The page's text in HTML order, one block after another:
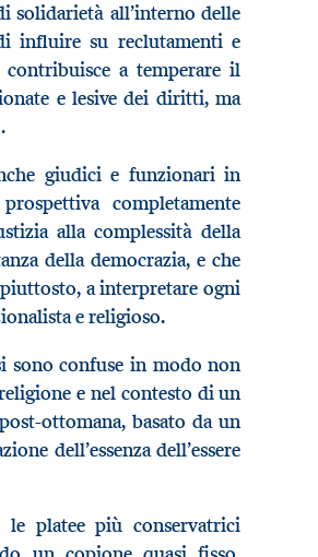
solidarietà all’interno delle
influire su reclutamenti e
a temperare il
e lesive dei diritti, ma
giudici e funzionari in
completamente
alla complessità della
della democrazia, e che
a interpretare ogni
e religioso.
sono confuse in modo non
e nel contesto di un
ottomana, basato da un
dell’essenza dell’essere
le platee più conservatrici